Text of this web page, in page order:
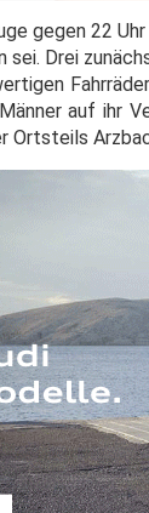
gegen 22
Drei
auf ihr
Ortsteils